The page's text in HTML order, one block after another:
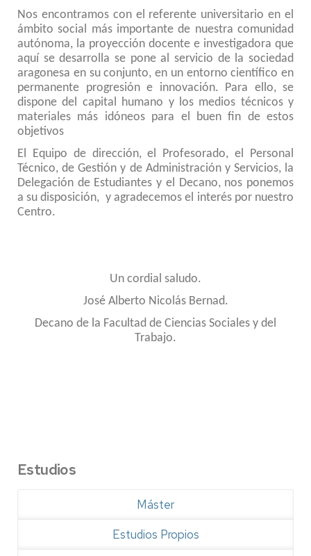
Nos encontramos con el referente universitario en el
ámbito social más importante de nuestra comunidad
autónoma, la proyección docente e investigadora que
aquí se desarrolla se pone al servicio de la sociedad
aragonesa en su conjunto, en un entorno científico en
permanente progresión e innovación. Para ello, se
dispone del capital humano y los medios técnicos y
materiales más idóneos para el buen fin de estos
objetivos
El Equipo de dirección, el Profesorado, el Personal
Técnico, de Gestión y de Administración y Servicios, la
Delegación de Estudiantes y el Decano, nos ponemos
a su disposición, y agradecemos el interés por nuestro
Centro.
Un cordial saludo.
José Alberto Nicolás Bernad.
Decano de la Facultad de Ciencias Sociales y del
Trabajo.
Estudios
Máster
Estudios Propios